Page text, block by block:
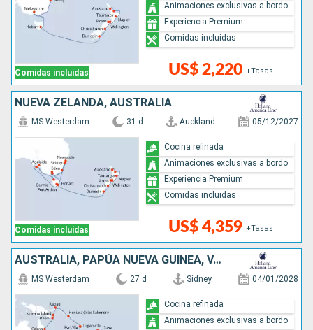
Comidas incluidas US$ 2,220 +Tasas
Animaciones exclusivas a bordo
Experiencia Premium
Comidas incluidas
NUEVA ZELANDA, AUSTRALIA
Comidas incluidas
MS Westerdam 31 d Auckland 05/12/2027
US$ 4,359 +Tasas
Cocina refinada
Animaciones exclusivas a bordo
Experiencia Premium
Comidas incluidas
AUSTRALIA, PAPÚA NUEVA GUINEA, VANUATU, FIDJI (ISLAS), TONGA, NUEVA ZELANDA
MS Westerdam 27 d Sidney 04/01/2028
Cocina refinada
Animaciones exclusivas a bordo